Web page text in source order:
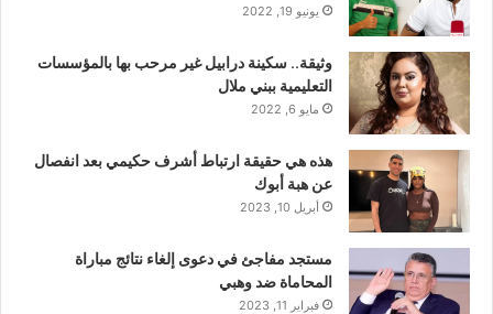
يونيو 19, 2022
وثيقة.. سكينة درابيل غير مرحب بها بالمؤسسات
التعليمية ببني ملال
مايو 6, 2022
هذه هي حقيقة ارتباط أشرف حكيمي بعد انفصال
عن هبة أبوك
أبريل 10, 2023
مستجد مفاجئ في دعوى إلغاء نتائج مباراة
المحاماة ضد وهبي
فبراير 11, 2023